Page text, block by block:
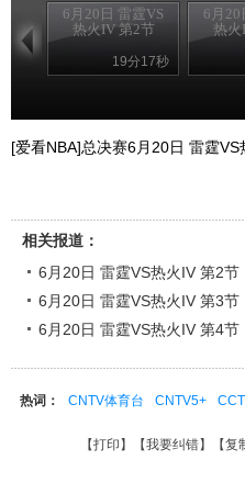
6月20日 雷霆VS
热火IV 第2节
19分17秒
6月20
热火
[爱看NBA]总决赛6月20日 雷霆VS
相关报道：
6月20日 雷霆VS热火IV 第2节
6月20日 雷霆VS热火IV 第3节
6月20日 雷霆VS热火IV 第4节
热词： CNTV体育台 CNTV5+
【打印 】【我要纠错】【复